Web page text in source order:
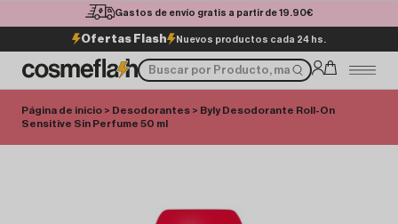
Gastos de envío gratis a partir de 19.90€
Ofertas Flash Nuevos productos cada 24 hs.
Página de inicio > Desodorantes > Byly Desodorante Roll-On
Sensitive Sin Perfume 50 ml